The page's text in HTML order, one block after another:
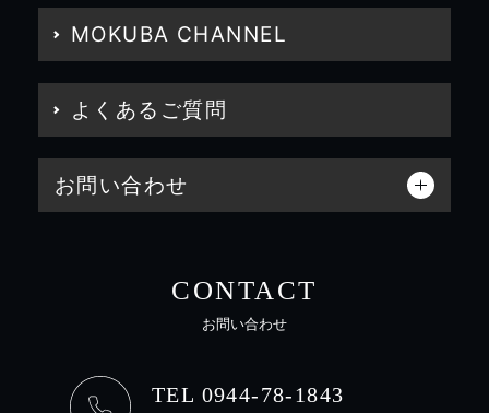
MOKUBA CHANNEL
よくあるご質問
お問い合わせ
CONTACT
お問い合わせ
TEL 0944-78-1843